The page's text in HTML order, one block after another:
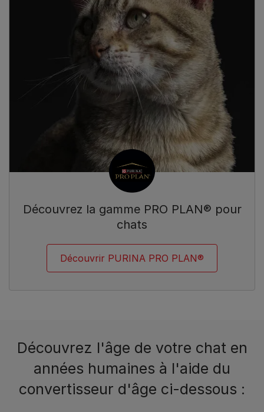
Découvrez la gamme PRO PLAN® pour
chats
Découvrir PURINA PRO PLAN®
Découvrez l'âge de votre chat en
années humaines à l'aide du
convertisseur d'âge ci-dessous :